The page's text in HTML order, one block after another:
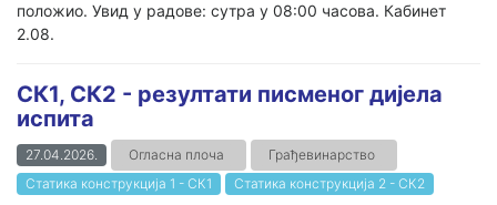
положио. Увид у радове: сутра у 08:00 часова. Кабинет
2.08.
СК1, СК2 - резултати писменог дијела
испита
27.04.2026. Огласна плоча
Грађевинарство
Статика конструкција 1 - СК1
Статика конструкција 2 - СК2